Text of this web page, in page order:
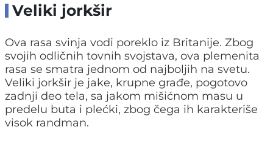
Veliki jorkšir
Ova rasa svinja vodi poreklo iz Britanije. Zbog
svojih odličnih tovnih svojstava, ova plemenita
rasa se smatra jednom od najboljih na svetu.
Veliki jorkšir je jake, krupne građe, pogotovo
zadnji deo tela, sa jakom mišićnom masu u
predelu buta i plećki, zbog čega ih karakteriše
visok randman.